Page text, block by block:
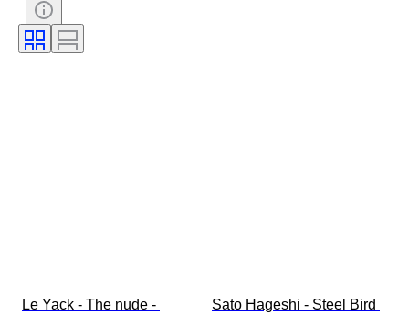
Le Yack - The nude -
Sato Hageshi - Steel Bird